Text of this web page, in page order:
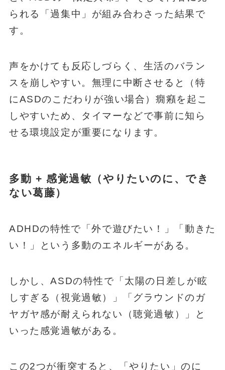
られる「過集中」が組み合わさった結果で
す。
声をかけても反応しづらく、生活のバラン
スを崩しやすい。無理に中断させると（特
にASDのこだわりが強い場合）癇癪を起こ
しやすいため、タイマーなどで事前に知ら
せる環境設定が重要になります。
多動 + 感覚過敏（やりたいのに、でき
ない葛藤）
ADHDの特性で「外で遊びたい！」「動きた
い！」という多動のエネルギーがある。
しかし、ASDの特性で「太陽の日差しが眩
しすぎる（視覚過敏）」「グラウンドのガ
ヤガヤ感が耐えられない（聴覚過敏）」と
いった感覚過敏がある。
この2つが衝突すると、「やりたい」のに